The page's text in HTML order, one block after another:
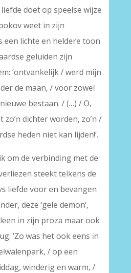
liefde doet op speelse wijze
weet in zijn
een lichte en heldere toon
geluiden zijn
‘ontvankelijk / werd mijn
de maan, / voor zowel
bestaan. / (…) / O,
zo’n dichter worden, zo’n /
heden niet kan lijden!’.
om de verbinding met de
steekt telkens de
liefde voor en bevangen
deze ‘gele demon’,
in zijn proza maar ook
‘Zo was het ook eens in
/ op een
winderig en warm, /